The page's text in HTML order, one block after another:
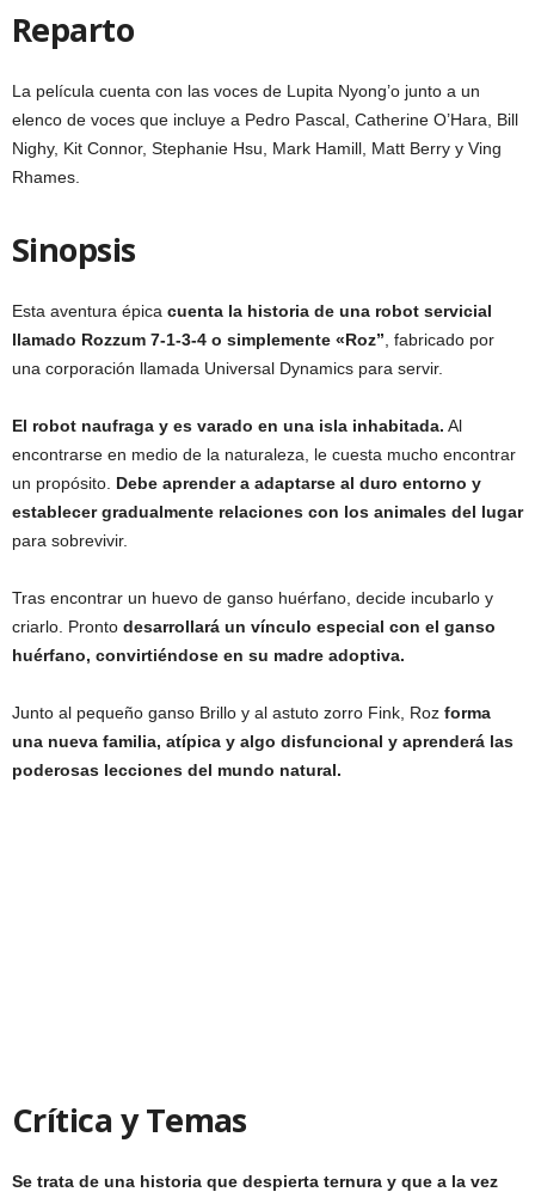
Reparto
La película cuenta con las voces de Lupita Nyong’o junto a un
elenco de voces que incluye a Pedro Pascal, Catherine O’Hara, Bill
Nighy, Kit Connor, Stephanie Hsu, Mark Hamill, Matt Berry y Ving
Rhames.
Sinopsis
Esta aventura épica cuenta la historia de una robot servicial
llamado Rozzum 7-1-3-4 o simplemente «Roz” , fabricado por
una corporación llamada Universal Dynamics para servir.
El robot naufraga y es varado en una isla inhabitada. Al
encontrarse en medio de la naturaleza, le cuesta mucho encontrar
un propósito. Debe aprender a adaptarse al duro entorno y
establecer gradualmente relaciones con los animales del lugar
para sobrevivir.
Tras encontrar un huevo de ganso huérfano, decide incubarlo y
criarlo. Pronto desarrollará un vínculo especial con el ganso
huérfano, convirtiéndose en su madre adoptiva.
Junto al pequeño ganso Brillo y al astuto zorro Fink, Roz forma
una nueva familia, atípica y algo disfuncional y aprenderá las
poderosas lecciones del mundo natural.
Crítica y Temas
Se trata de una historia que despierta ternura y que a la vez